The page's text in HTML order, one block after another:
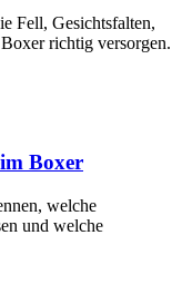
Fell, Gesichtsfalten,
richtig versorgen.
Boxer
welche
und welche